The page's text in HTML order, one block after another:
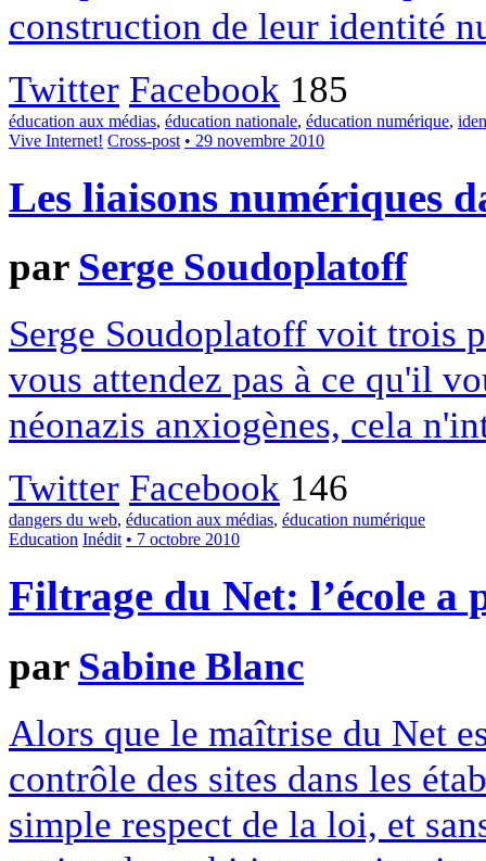
construction de leur identité
Twitter Facebook 185
éducation aux médias, éducation nationale, éducation numérique,
Vive Internet! Cross-post • 29 novembre 2010
Les liaisons numériques
par Serge Soudoplatoff
Serge Soudoplatoff voit trois
vous attendez pas à ce qu'il
néonazis anxiogènes, cela
Twitter Facebook 146
dangers du web, éducation aux médias, éducation numérique
Education Inédit • 7 octobre 2010
Filtrage du Net: l’école a
par Sabine Blanc
Alors que le maîtrise du Net
contrôle des sites dans les
simple respect de la loi, et